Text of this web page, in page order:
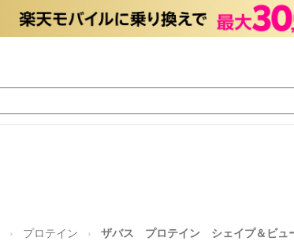
プロテイン ザバス プロテイン シェイプ＆ビ